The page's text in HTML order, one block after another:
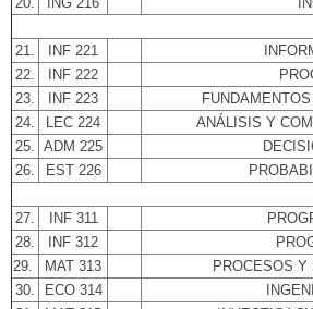
21. INF 221
22.
INF 222
23.
INF 223
24.
LEC 224
ANÁLISIS Y
25.
ADM 225
26.
EST 226
27. INF 311
28.
INF 312
29.
MAT 313
PROCESOS
30.
ECO 314